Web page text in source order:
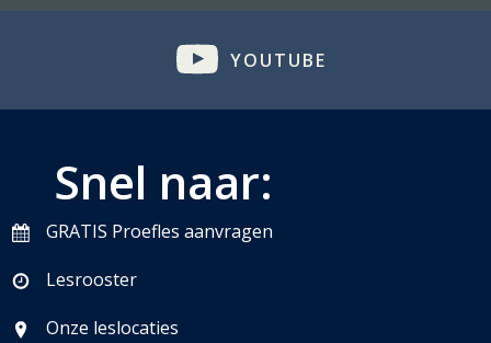
YOUTUBE
Snel naar:
GRATIS Proefles aanvragen
Lesrooster
Onze leslocaties